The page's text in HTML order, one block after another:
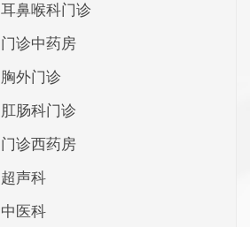
耳鼻喉科门诊
门诊中药房
胸外门诊
肛肠科门诊
门诊西药房
超声科
中医科